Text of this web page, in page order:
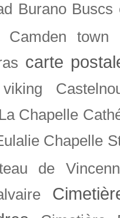
Burano Buscs
Camden town
carte
Chapelle
Chapelle
de